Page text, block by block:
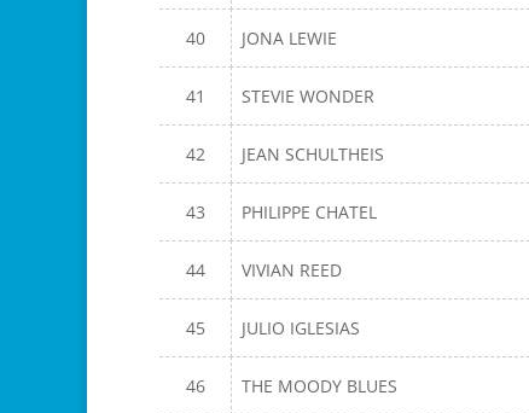
40 JONA LEWIE
41 STEVIE WONDER
42 JEAN SCHULTHEIS
43 PHILIPPE CHATEL
44 VIVIAN REED
45 JULIO IGLESIAS
46 THE MOODY BLUES